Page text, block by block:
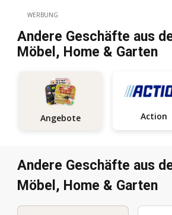
WERBUNG
Andere Geschäfte aus
Möbel, Home & Garten
Angebote Action
Andere Geschäfte aus
Möbel, Home & Garten